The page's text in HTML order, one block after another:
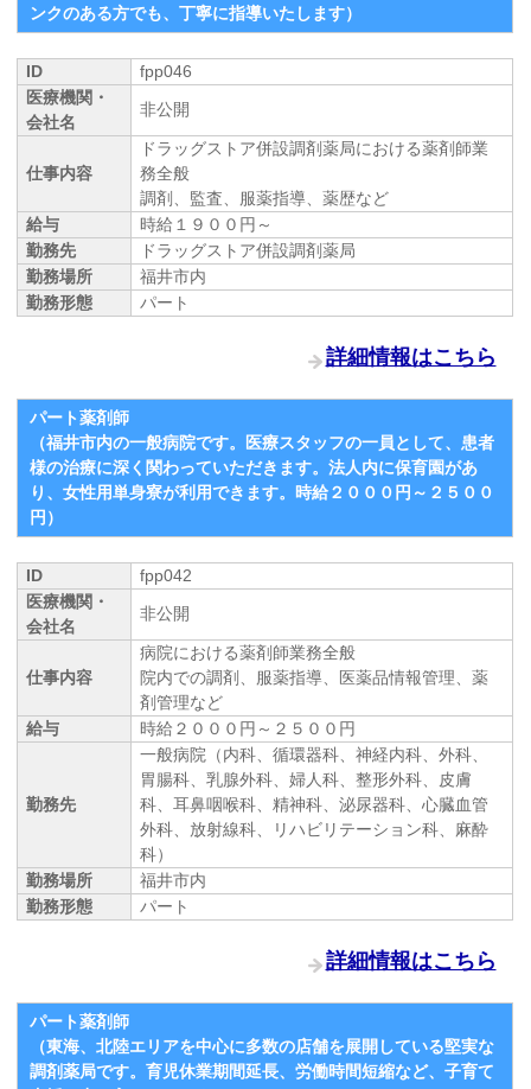
ンクのある方でも、丁寧に指導いたします）
ID
fpp046
医療機関・
会社名
非公開
仕事内容
ドラッグストア併設調剤薬局における薬剤師業
務全般
調剤、監査、服薬指導、薬歴など
給与
時給１９００円～
勤務先
ドラッグストア併設調剤薬局
勤務場所
福井市内
勤務形態
パート
詳細情報はこちら
パート薬剤師
（福井市内の一般病院です。医療スタッフの一員として、患者
様の治療に深く関わっていただきます。法人内に保育園があ
り、女性用単身寮が利用できます。時給２０００円～２５００
円）
ID
fpp042
医療機関・
会社名
非公開
仕事内容
病院における薬剤師業務全般
院内での調剤、服薬指導、医薬品情報管理、薬
剤管理など
給与
時給２０００円～２５００円
勤務先
一般病院（内科、循環器科、神経内科、外科、
胃腸科、乳腺外科、婦人科、整形外科、皮膚
科、耳鼻咽喉科、精神科、泌尿器科、心臓血管
外科、放射線科、リハビリテーション科、麻酔
科）
勤務場所
福井市内
勤務形態
パート
詳細情報はこちら
パート薬剤師
（東海、北陸エリアを中心に多数の店舗を展開している堅実な
調剤薬局です。育児休業期間延長、労働時間短縮など、子育て